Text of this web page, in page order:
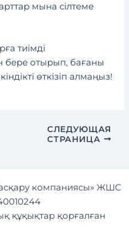
мынасілтеме
тиімді
бере отырып, бағаны
өткізіп алмаңыз!
СЛЕДУЮЩАЯ
СТРАНИЦА
компаниясы» ЖШС
құқықтар қорғалған